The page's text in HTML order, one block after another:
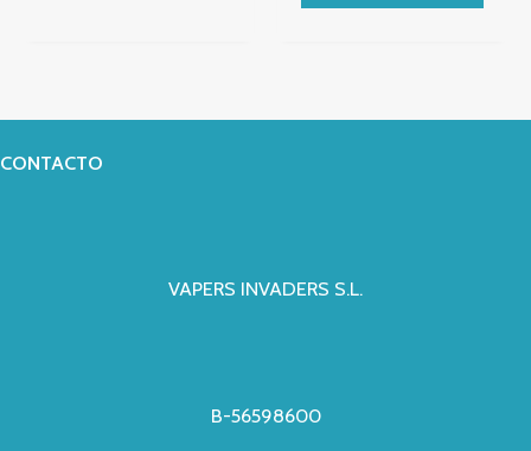
CONTACTO
VAPERS INVADERS S.L.
B-56598600